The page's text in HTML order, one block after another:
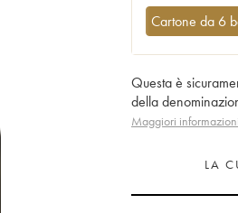
Cartone da 6
Questa è
della
Maggiori informazioni
LA